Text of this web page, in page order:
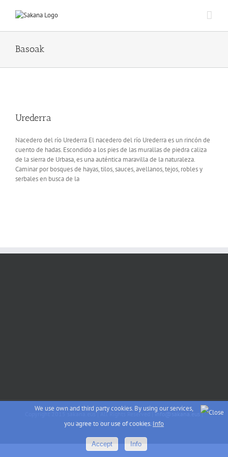
Basoak
Urederra
Nacedero del río Urederra El nacedero del río Urederra es un rincón de
cuento de hadas. Escondido a los pies de las murallas de piedra caliza
de la sierra de Urbasa, es una auténtica maravilla de la naturaleza.
Caminar por bosques de hayas, tilos, sauces, avellanos, tejos, robles y
serbales en busca de la
Copyright 2015 sakana.eus | All Rights Reserved | info@sakana.eus |
Cookies| Terms of use|Images
We use own and third party cookies. By using our services,
you agree to our use of cookies. Info
Accept Info